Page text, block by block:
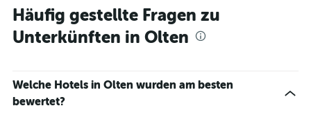
Häufig gestellte Fragen zu
Unterkünften in Olten
Welche Hotels in Olten wurden am besten
bewertet?